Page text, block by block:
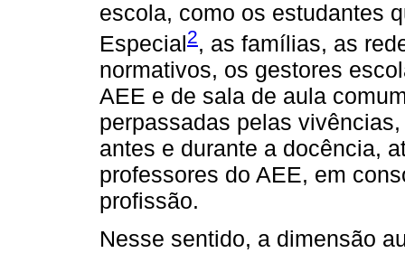
escola, como os estudantes
Especial2, as famílias, as
normativos, os gestores
AEE e de sala de aula
perpassadas pelas
antes e durante a docência,
professores do AEE, em
profissão.
Nesse sentido, a dimensão